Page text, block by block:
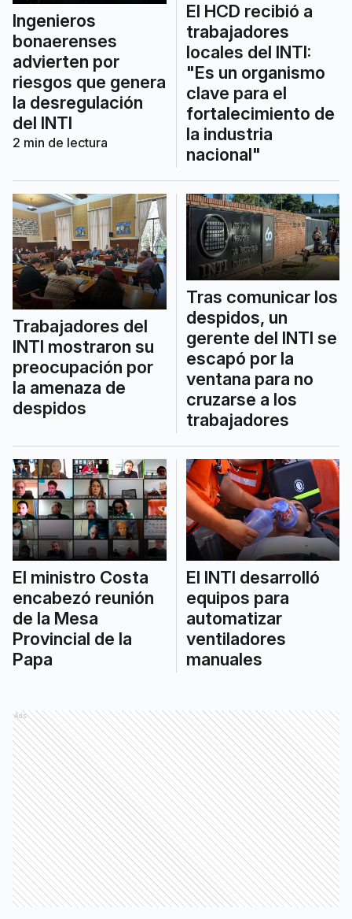
Ingenieros
bonaerenses
advierten por
riesgos que genera
la desregulación
del INTI
2 min de lectura
El HCD recibió a
trabajadores
locales del INTI:
"Es un organismo
clave para el
fortalecimiento de
la industria
nacional"
Trabajadores del
INTI mostraron su
preocupación por
la amenaza de
despidos
Tras comunicar los
despidos, un
gerente del INTI se
escapó por la
ventana para no
cruzarse a los
trabajadores
El ministro Costa
encabezó reunión
de la Mesa
Provincial de la
Papa
El INTI desarrolló
equipos para
automatizar
ventiladores
manuales
Ads